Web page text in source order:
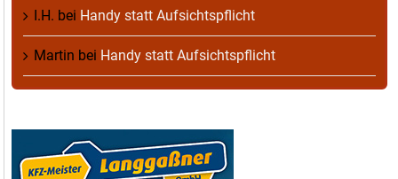
I.H. bei Handy statt Aufsichtspflicht
Martin bei Handy statt Aufsichtspflicht